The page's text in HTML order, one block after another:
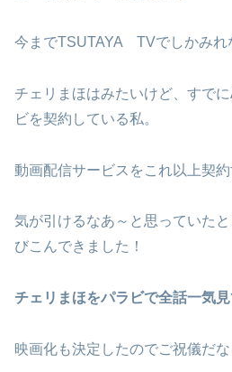
今までTSUTAYA TVでしかみれ
チェリまほはみたいけど、すで
ビを契約している私。
動画配信サービスをこれ以上契
気が引けるなあ～と思っていた
びこんできました！
チェリまほをパラビで全話一気見
映画化も決定したのでご祝儀だな